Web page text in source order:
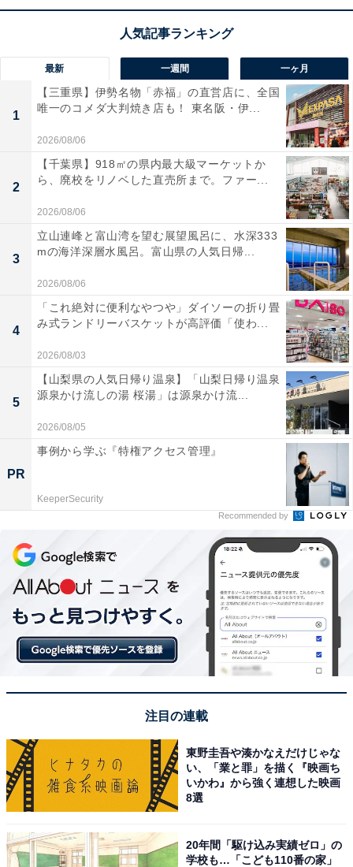
で、毎日の運転が驚くほど快適で楽しい時間に変わりま
Pioneerのカーナビ「AVIC-RW522」の口コミは？
Pioneerのカーナビ「AVIC-RW522」には以下のような口
コミが寄せられています。
画面が非常に美しく、地図の文字やマークがハッキ
リ見えてとても運転しやすいです
スマホとの連携がスムーズで、お気に入りの音楽や
動画を大画面で快適に楽しんでいます
自動で地図が更新されるので面倒な手間がなく、常
車内でスマホのコンテンツを快適に楽しみたい人や、常
に最新のナビで安心して運転したい人には、おすすめの
【今日チェックしたい】Pioneerの人気商品5選
Pioneer「AVIC-RZ722」
最新 一週間 一ヶ月
1
【三重県】伊勢名物「赤福」の直営店に、全国
唯一のコメダ大判焼き店も！ 東名阪・伊...
2026/08/06
2
【千葉県】918㎡の県内最大級マーケットか
ら、廃校をリノベした直売所まで。ファー...
2026/08/06
3
立山連峰と富山湾を望む展望風呂に、水深333
mの海洋深層水風呂。富山県の人気日帰...
2026/08/06
4
「これ絶対に便利なやつや」ダイソーの折り畳
み式ランドリーバスケットが高評価「使わ...
2026/08/03
5
【山梨県の人気日帰り温泉】「山梨日帰り温泉
源泉かけ流しの湯 桜湯」は源泉かけ流...
2026/08/05
PR
事例から学ぶ『特権アクセス管理』
KeeperSecurity
Recommended by
注目の連載
東野圭吾や湊かなえだけじゃな
い、「業と罪」を描く『映画ち
いかわ』から強く連想した映画
8選
20年間「駆け込み実績ゼロ」の
学校も…「こども110番の家」